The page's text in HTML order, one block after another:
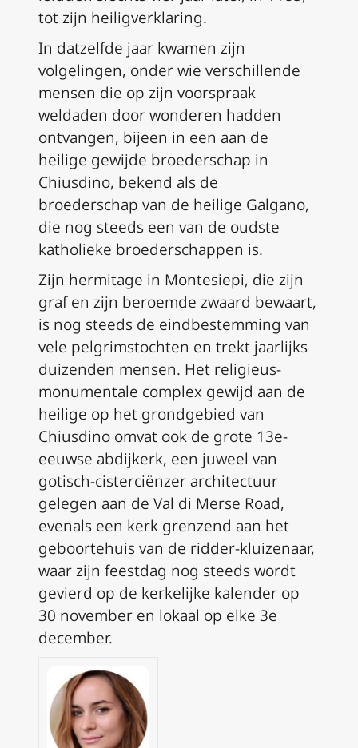
tot zijn heiligverklaring.
In datzelfde jaar kwamen zijn
volgelingen, onder wie verschillende
mensen die op zijn voorspraak
weldaden door wonderen hadden
ontvangen, bijeen in een aan de
heilige gewijde broederschap in
Chiusdino, bekend als de
broederschap van de heilige Galgano,
die nog steeds een van de oudste
katholieke broederschappen is.
Zijn hermitage in Montesiepi, die zijn
graf en zijn beroemde zwaard bewaart,
is nog steeds de eindbestemming van
vele pelgrimstochten en trekt jaarlijks
duizenden mensen. Het religieus-
monumentale complex gewijd aan de
heilige op het grondgebied van
Chiusdino omvat ook de grote 13e-
eeuwse abdijkerk, een juweel van
gotisch-cisterciënzer architectuur
gelegen aan de Val di Merse Road,
evenals een kerk grenzend aan het
geboortehuis van de ridder-kluizenaar,
waar zijn feestdag nog steeds wordt
gevierd op de kerkelijke kalender op
30 november en lokaal op elke 3e
december.